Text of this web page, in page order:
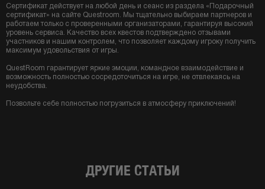
Сертификат действует на любой день и сеанс из раздела «Подарочный
сертификат» на сайте Questroom. Мы тщательно выбираем партнеров и
работаем только с проверенными организаторами, гарантируя высокий
уровень сервиса. Качество всех квестов подтверждено отзывами
участников и нашим контролем, что позволяет каждому игроку получить
максимум удовольствия от игры.
QuestRoom гарантирует яркие эмоции, командное взаимодействие и
возможность полностью сосредоточиться на игре, не отвлекаясь на
неудобства.
Позвольте себе полностью погрузиться в атмосферу приключений!
ДРУГИЕ СТАТЬИ